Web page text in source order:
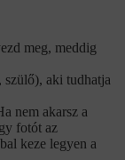
meg, meddig
aki tudhatja
nem akarsz a
fotót az
keze legyen a